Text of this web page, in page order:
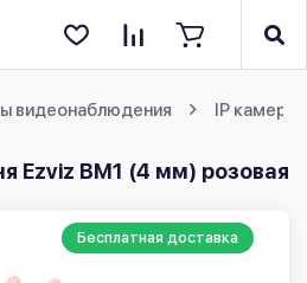
видеонаблюдения IP камеры
Ezviz BM1 (4 мм) розовая
Бесплатная доставка